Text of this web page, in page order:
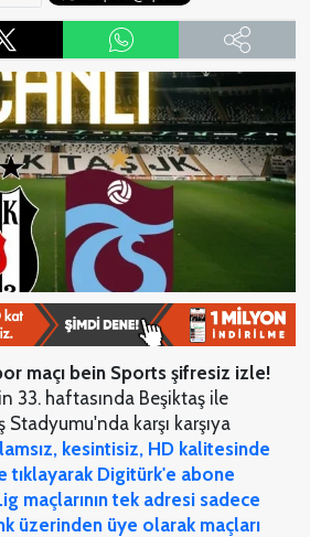
maçı bein Sports şifresiz izle!
33. haftasında Beşiktaş ile
karşı karşıya
kesintisiz, HD kalitesinde
tıklayarak Digitürk'e abone
maçlarının tek adresi sadece
üzerinden üye olarak maçları